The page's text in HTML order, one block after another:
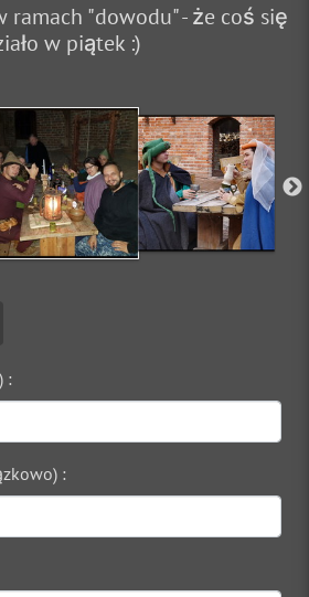
ramach "dowodu" - że coś się
w piątek :)
:
: